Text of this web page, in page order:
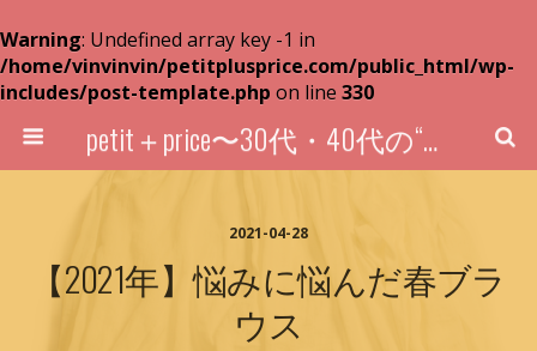
Warning: Undefined array key -1 in
/home/vinvinvin/petitplusprice.com/public_html/wp-
includes/post-template.php on line 330
petit＋price〜30代・40代の“超プチプラ”買い物術〜
2021-04-28
【2021年】悩みに悩んだ春ブラ
ウス